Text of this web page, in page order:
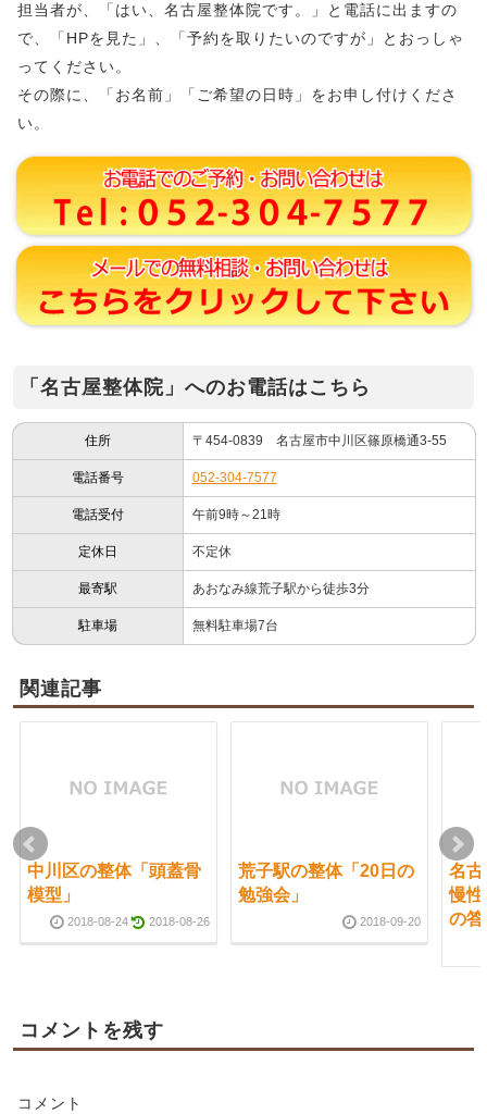
担当者が、「はい、名古屋整体院です。」と電話に出ますの
で、「HPを見た」、「予約を取りたいのですが」とおっしゃ
ってください。
その際に、「お名前」「ご希望の日時」をお申し付けくださ
い。
「名古屋整体院」へのお電話はこちら
住所 〒454-0839 名古屋市中川区篠原橋通3-55
電話番号 052-304-7577
電話受付 午前9時～21時
定休日 不定休
最寄駅 あおなみ線荒子駅から徒歩3分
駐車場 無料駐車場7台
関連記事
中川区の整体「頭蓋骨
模型」
2018-08-24 2018-08-26
荒子駅の整体「20日の
勉強会」
2018-09-20
名
慢
の
コメントを残す
コメント